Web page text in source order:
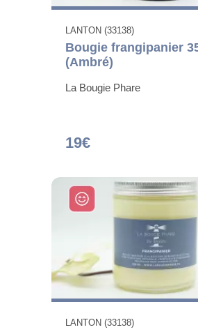
LANTON (33138)
Bougie frangipanier
(Ambré)
La Bougie Phare
19€
LANTON (33138)